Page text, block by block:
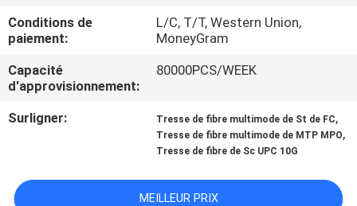
CONTRÔLE
QUALITÉ
PLAN
SITE
Conditions de
paiement:
L/C, T/T, Western Union,
MoneyGram
Capacité
d'approvisionnement:
80000PCS/WEEK
Surligner: Tresse de fibre multimode de St de FC,
Tresse de fibre multimode de MTP MPO,
Tresse de fibre de Sc UPC 10G
MEILLEUR PRIX